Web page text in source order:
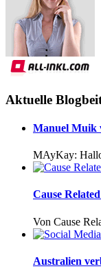
Aktuelle
Manuel Muik
MAyKay:
Cause
Von Cause
Australien